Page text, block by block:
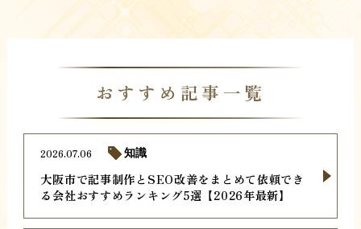
おすすめ記事一覧
大阪市で記事制作とSEO改善をまとめて依頼でき
る会社おすすめランキング5選【2026年最新】
2026.07.06 知識